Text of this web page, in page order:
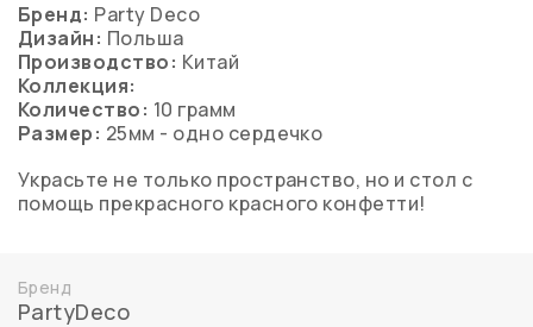
Бренд: Party Deco
Дизайн: Польша
Производство: Китай
Коллекция:
Количество: 10 грамм
Размер: 25мм - одно сердечко
Украсьте не только пространство, но и стол с
помощь прекрасного красного конфетти!
Бренд
PartyDeco